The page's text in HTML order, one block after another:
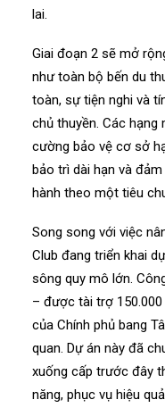
lai.
Giai đoạn 2 sẽ mở
như toàn bộ bến du
toàn, sự tiện nghi và
chủ thuyền. Các hạng
cường bảo vệ cơ sở
bảo trì dài hạn và
hành theo một tiêu
Song song với việc
Club đang triển khai
sông quy mô lớn.
– được tài trợ
của Chính phủ bang
quan. Dự án này đã
xuống cấp trước đây
năng, phục vụ hiệu